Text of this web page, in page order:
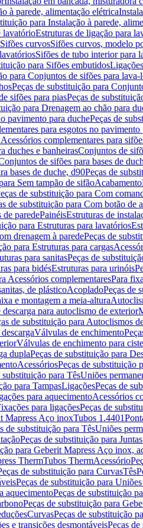
à parede, alimentação elétrica
para Instalação à parede,
lavatórioEstruturas de ligação para
curvosSifões curvos, modelo
Sifões de tubo interior para
para Sifões embutidos
para Conjuntos de sifões para lava-
Peças de substituição para
sifões para piasPeças de
para Drenagem ao chão para
pavimento para duchePeças de
para esgotos no
complementares para
duches e banheirasConjuntos de
de sifões para bases de
bases de duche, d90Peças de
Sem tampão de sifãoAcabamento
de substituição para Com
de substituição para Com botão de
de paredePainéisEstruturas de
para Estruturas para lavatórios
drenagem à paredePeças de
para Estruturas para cargas
para sanitasPeças de
para bidésEstruturas para urinóis
Acessórios complementaresPara
de plásticoAcopladoPeças de
e montagem a meia-altura
descarga para autoclismo de exterior
de substituição para Autoclismos
Válvulas de enchimento
Válvulas de enchimento para
duplaPeças de substituição para
AcessóriosPeças de substituição
substituição para TêsUniões
para TampasLigaçõesPeças de
para aquecimentoAcessórios
para ligaçõesPeças de
Mapress Aço inoxTubos 1.4401
de substituição para TêsUniões
Peças de substituição para
para Geberit Mapress Aço inox,
ThermTubos ThermAcessório
de substituição para CurvasTês
Peças de substituição para
aquecimentoPeças de substituição
Peças de substituição para
CurvasPeças de substituição
e transições desmontáveisPeças